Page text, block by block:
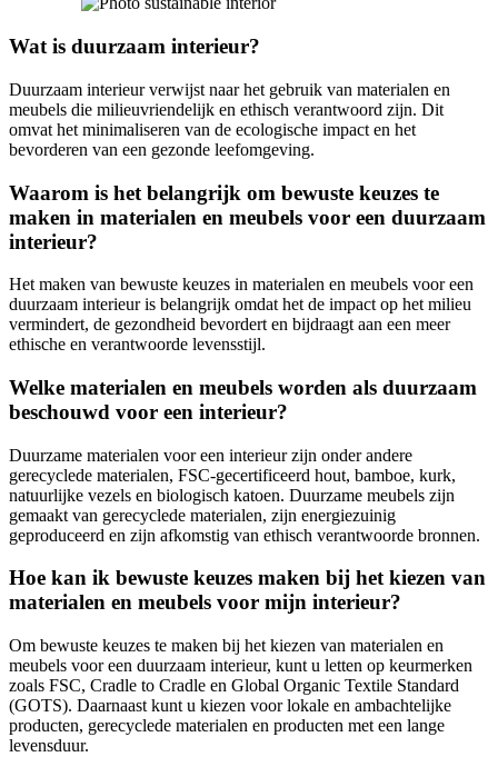
Wat is duurzaam interieur?
Duurzaam interieur verwijst naar het gebruik van materialen en
meubels die milieuvriendelijk en ethisch verantwoord zijn. Dit
omvat het minimaliseren van de ecologische impact en het
bevorderen van een gezonde leefomgeving.
Waarom is het belangrijk om bewuste keuzes te
maken in materialen en meubels voor een duurzaam
interieur?
Het maken van bewuste keuzes in materialen en meubels voor een
duurzaam interieur is belangrijk omdat het de impact op het milieu
vermindert, de gezondheid bevordert en bijdraagt aan een meer
ethische en verantwoorde levensstijl.
Welke materialen en meubels worden als duurzaam
beschouwd voor een interieur?
Duurzame materialen voor een interieur zijn onder andere
gerecyclede materialen, FSC-gecertificeerd hout, bamboe, kurk,
natuurlijke vezels en biologisch katoen. Duurzame meubels zijn
gemaakt van gerecyclede materialen, zijn energiezuinig
geproduceerd en zijn afkomstig van ethisch verantwoorde bronnen.
Hoe kan ik bewuste keuzes maken bij het kiezen van
materialen en meubels voor mijn interieur?
Om bewuste keuzes te maken bij het kiezen van materialen en
meubels voor een duurzaam interieur, kunt u letten op keurmerken
zoals FSC, Cradle to Cradle en Global Organic Textile Standard
(GOTS). Daarnaast kunt u kiezen voor lokale en ambachtelijke
producten, gerecyclede materialen en producten met een lange
levensduur.